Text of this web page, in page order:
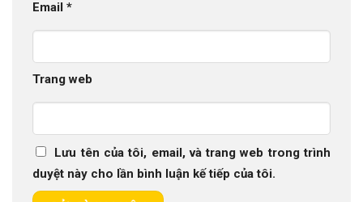
Email *
Trang web
Lưu tên của tôi, email, và trang web trong trình
duyệt này cho lần bình luận kế tiếp của tôi.